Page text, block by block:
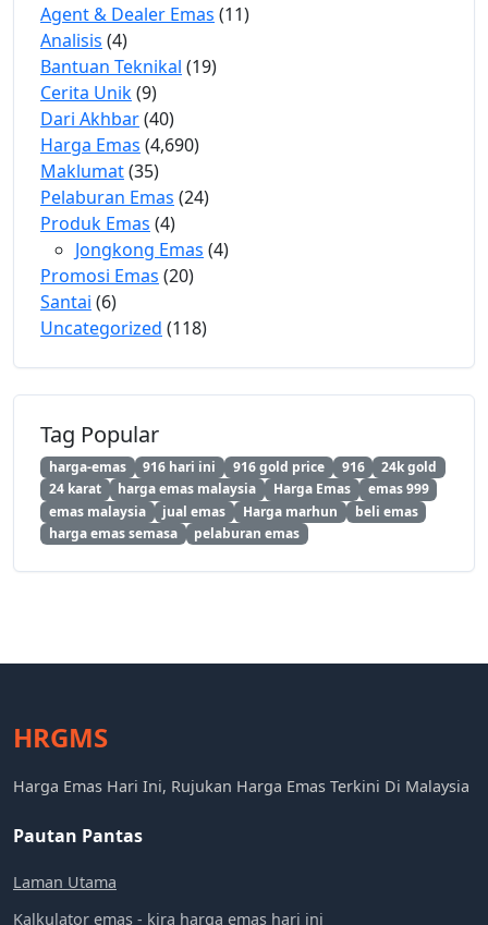
Agent & Dealer Emas (11)
Analisis (4)
Bantuan Teknikal (19)
Cerita Unik(9)
Dari Akhbar(40)
Harga Emas (4,690)
Maklumat(35)
Pelaburan Emas (24)
Produk Emas (4)
Jongkong Emas (4)
Promosi Emas (20)
Santai (6)
Uncategorized (118)
Tag Popular
harga-emas 916 hari ini 916 gold price 916
24k gold
24 karat
harga emas malaysia Harga Emas
emas 999
emas malaysia
jual emas Harga marhun
beli emas
harga emas semasa
pelaburan emas
HRGMS
Harga Emas Hari Ini, Rujukan Harga Emas Terkini Di Malaysia
Pautan Pantas
Laman Utama
Kalkulator emas - kira harga emas hari ini